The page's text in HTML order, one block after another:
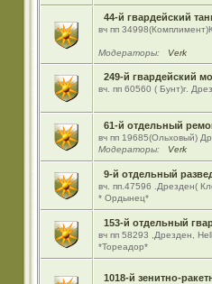
44-й гвардейский
вч пп
Модераторы: Verk
249-й гвардейский
вч. пп 60560 ( Бунт)г.
61-й отдельный
вч пп 19685(Ольховый)
Модераторы:
Verk
9-й отдельный
вч. пп.47596 .Дрезден(
* Ордынец*
153-й отдельный
вч пп 58293 ,Дрезден,
*Тореадор*
1018-й зенитно-